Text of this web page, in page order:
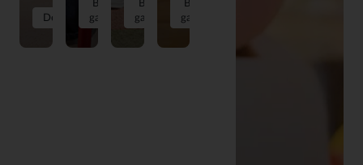
Découvrir
Bébé
garçon
Bébé
garçon
Bébé
garçon